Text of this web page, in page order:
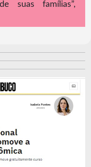
suas famílias”,